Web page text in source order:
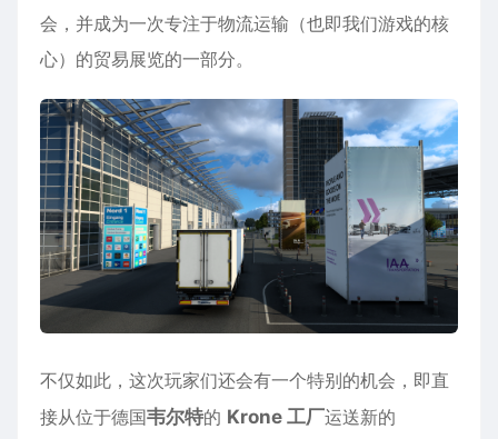
会，并成为一次专注于物流运输（也即我们游戏的核
心）的贸易展览的一部分。
​不仅如此，这次玩家们还会有一个特别的机会，即直
接从位于德国韦尔特的 Krone 工厂运送新的